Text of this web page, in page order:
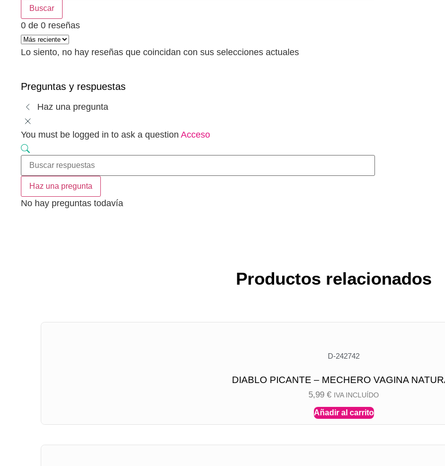
Buscar
0 de 0 reseñas
Lo siento, no hay reseñas que coincidan con sus selecciones actuales
Preguntas y respuestas
Haz una pregunta
You must be logged in to ask a question Acceso
Haz una pregunta
No hay preguntas todavía
Productos relacionados
D-242742
DIABLO PICANTE – MECHERO VAGINA
5,99 € IVA INCLUÍDO
Añadir al carrito